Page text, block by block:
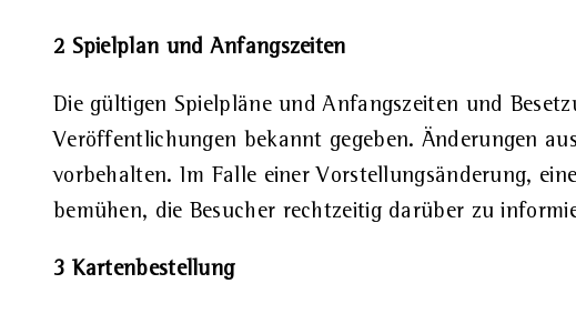
2 Spielplan und Anfangszeiten
Die gültigen Spielpläne und Anfangszeiten und
Veröffentlichungen bekannt gegeben. Änderungen
vorbehalten. Im Falle einer Vorstellungsänderung,
bemühen, die Besucher rechtzeitig darüber zu
3 Kartenbestellung